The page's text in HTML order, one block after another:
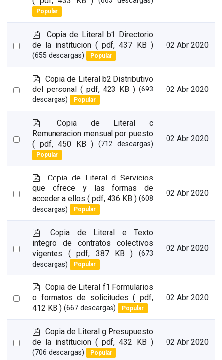
item
Popular
Select
p
d
f
Copia de Literal b1 Directorio
de la institucion ( pdf, 437 KB )
(655 descargas) Popular
02 Abr 2020
Select
p
d
f
Copia de Literal b2 Distributivo
del personal ( pdf, 423 KB ) (693
descargas)
Popular
02 Abr 2020
Select
item
p
d
Copia de Literal c
Remuneracion mensual por puesto
( pdf, 450 KB ) (712 descargas)
Popular
02 Abr 2020
Select
item
p
d
f
Copia de Literal d Servicios
que ofrece y las formas de
acceder a ellos ( pdf, 436 KB ) (608
descargas)
Popular
02 Abr 2020
Select
item
p
d
f
Copia de Literal e Texto
integro de contratos colectivos
vigentes
( pdf, 387 KB )
(673
descargas)
Popular
02 Abr 2020
Select
p
d
f
Copia de Literal f1 Formularios
o formatos de solicitudes ( pdf,
412 KB ) (667 descargas) Popular
02 Abr 2020
Select
p
d
f
Copia de Literal g Presupuesto
de la institucion ( pdf, 432 KB )
(706 descargas) Popular
02 Abr 2020